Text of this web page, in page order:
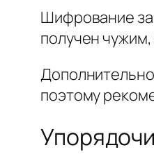
Шифрование
получен
поэтому